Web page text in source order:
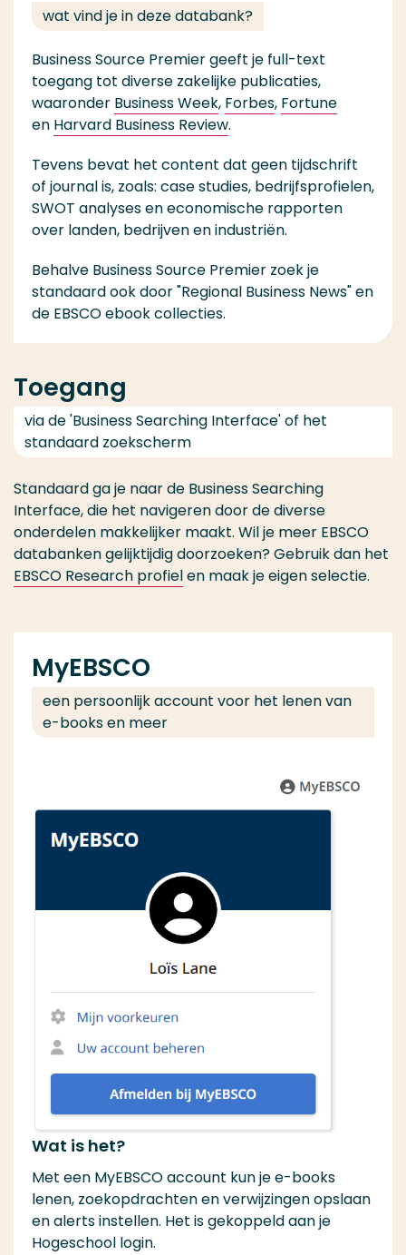
wat vind je in deze databank?
Business Source Premier geeft je full-text
toegang tot diverse zakelijke publicaties,
waaronder Business Week, Forbes, Fortune
en Harvard Business Review.
Tevens bevat het content dat geen tijdschrift
of journal is, zoals: case studies, bedrijfsprofielen,
SWOT analyses en economische rapporten
over landen, bedrijven en industriën.
Behalve Business Source Premier zoek je
standaard ook door "Regional Business News" en
de EBSCO ebook collecties.
Toegang
via de 'Business Searching Interface' of het
standaard zoekscherm
Standaard ga je naar de Business Searching
Interface, die het navigeren door de diverse
onderdelen makkelijker maakt. Wil je meer EBSCO
databanken gelijktijdig doorzoeken? Gebruik dan het
EBSCO Research profielen maak je eigen selectie.
MyEBSCO
een persoonlijk account voor het lenen van
e-books en meer
Wat is het?
Met een MyEBSCO account kun je e-books
lenen, zoekopdrachten en verwijzingen opslaan
en alerts instellen. Het is gekoppeld aan je
Hogeschool login.